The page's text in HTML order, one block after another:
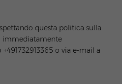
questa politica sulla
immediatamente
+491732913365 o via e-mail a